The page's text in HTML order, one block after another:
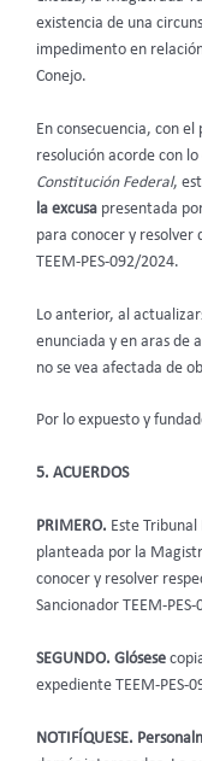
existencia de una
impedimento en
Conejo.
En consecuencia, con
resolución acorde con
Constitución Federal,
la excusa presentada
para conocer y resolver
TEEM-PES-092/2024.
Lo anterior, al
enunciada y en aras de
no se vea afectada de
Por lo expuesto y
5. ACUERDOS
PRIMERO. Este
planteada por la
conocer y resolver
Sancionador TEEM-
SEGUNDO. Glósese
expediente TEEM-PES-
NOTIFÍQUESE.